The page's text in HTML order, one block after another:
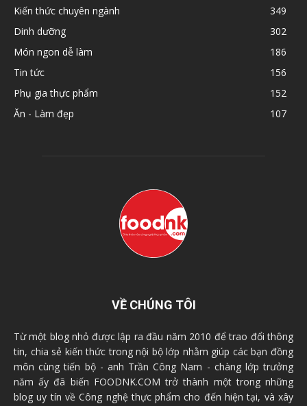
Kiến thức chuyên ngành
349
Dinh dưỡng
302
Món ngon dễ làm
186
Tin tức
156
Phụ gia thực phẩm
152
Ăn - Làm đẹp
107
VỀ CHÚNG TÔI
Từ một blog nhỏ được lập ra đầu năm 2010 để trao đổi thông
tin, chia sẻ kiến thức trong nội bộ lớp nhằm giúp các bạn đồng
môn cùng tiến bộ - anh Trần Công Nam - chàng lớp trưởng
năm ấy đã biến FOODNK.COM trở thành một trong những
blog uy tín về Công nghệ thực phẩm cho đến hiện tại, và xây